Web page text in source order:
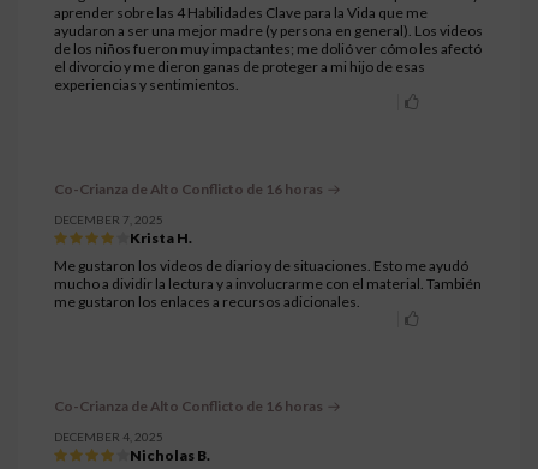
aprender sobre las 4 Habilidades Clave para la Vida que me
ayudaron a ser una mejor madre (y persona en general). Los videos
de los niños fueron muy impactantes; me dolió ver cómo les afectó
el divorcio y me dieron ganas de proteger a mi hijo de esas
experiencias y sentimientos.
Co-Crianza de Alto Conflicto de 16 horas
DECEMBER 7, 2025
Krista H.
Me gustaron los videos de diario y de situaciones. Esto me ayudó
mucho a dividir la lectura y a involucrarme con el material. También
me gustaron los enlaces a recursos adicionales.
Co-Crianza de Alto Conflicto de 16 horas
DECEMBER 4, 2025
Nicholas B.